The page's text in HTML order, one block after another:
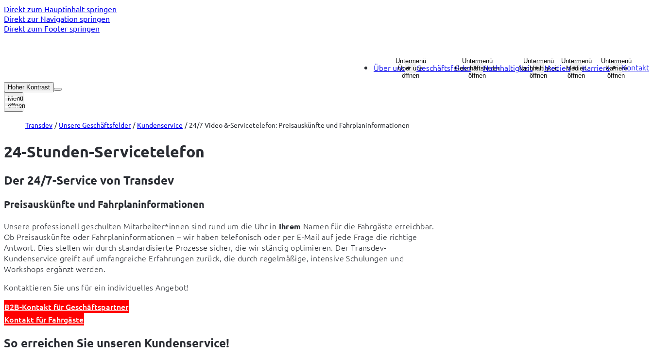
Direkt zum Hauptinhalt springen
Direkt zur Navigation springen
Direkt zum Footer springen
Über uns
Untermenü
Über uns
öffnen
Geschäftsfelder
Untermenü
Geschäftsfelder
öffnen
Nachhaltigkeit
Untermenü
Nachhaltigkeit
öffnen
Medien
Untermenü
Medien
öffnen
Karriere
Untermenü
Karriere
öffnen
Kontakt
Hoher Kontrast
Menü
öffnen
Transdev Unsere Geschäftsfelder Kundenservice 24/7 Video &-Servicetelefon: Preisauskünfte und Fahrplaninformationen
24-Stunden-Servicetelefon
Der 24/7-Service von Transdev
Preisauskünfte und Fahrplaninformationen
Unsere professionell geschulten Mitarbeiter*innen sind rund um die Uhr in Ihrem Namen für die Fahrgäste erreichbar.
Ob Preisauskünfte oder Fahrplaninformationen – wir haben telefonisch oder per E-Mail auf jede Frage die richtige
Antwort. Dies stellen wir durch standardisierte Prozesse sicher, die wir ständig optimieren. Der Transdev-
Kundenservice greift auf umfangreiche Erfahrungen zurück, die durch regelmäßige, intensive Schulungen und
Workshops ergänzt werden.
Kontaktieren Sie uns für ein individuelles Angebot!
B2B-Kontakt für Geschäftspartner
Kontakt für Fahrgäste
So erreichen Sie unseren Kundenservice!